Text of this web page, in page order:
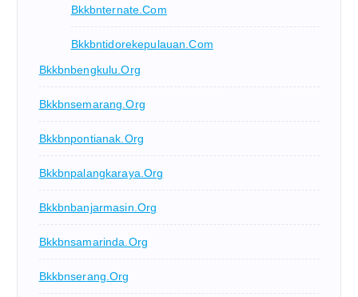
Bkkbnternate.com
Bkkbntidorekepulauan.com
Bkkbnbengkulu.org
Bkkbnsemarang.org
Bkkbnpontianak.org
Bkkbnpalangkaraya.org
Bkkbnbanjarmasin.org
Bkkbnsamarinda.org
Bkkbnserang.org